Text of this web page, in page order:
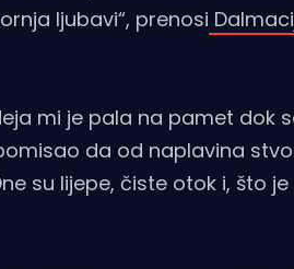
ljubavi“, prenosi
mi je pala na pamet dok
da od naplavina
su lijepe, čiste otok i, što